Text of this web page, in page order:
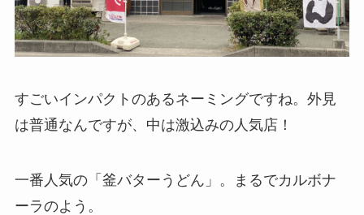
すごいインパクトのあるネーミングですね。外見
は普通なんですが、中は激込みの人気店！
一番人気の「釜バターうどん」。まるでカルボナ
ーラのよう。